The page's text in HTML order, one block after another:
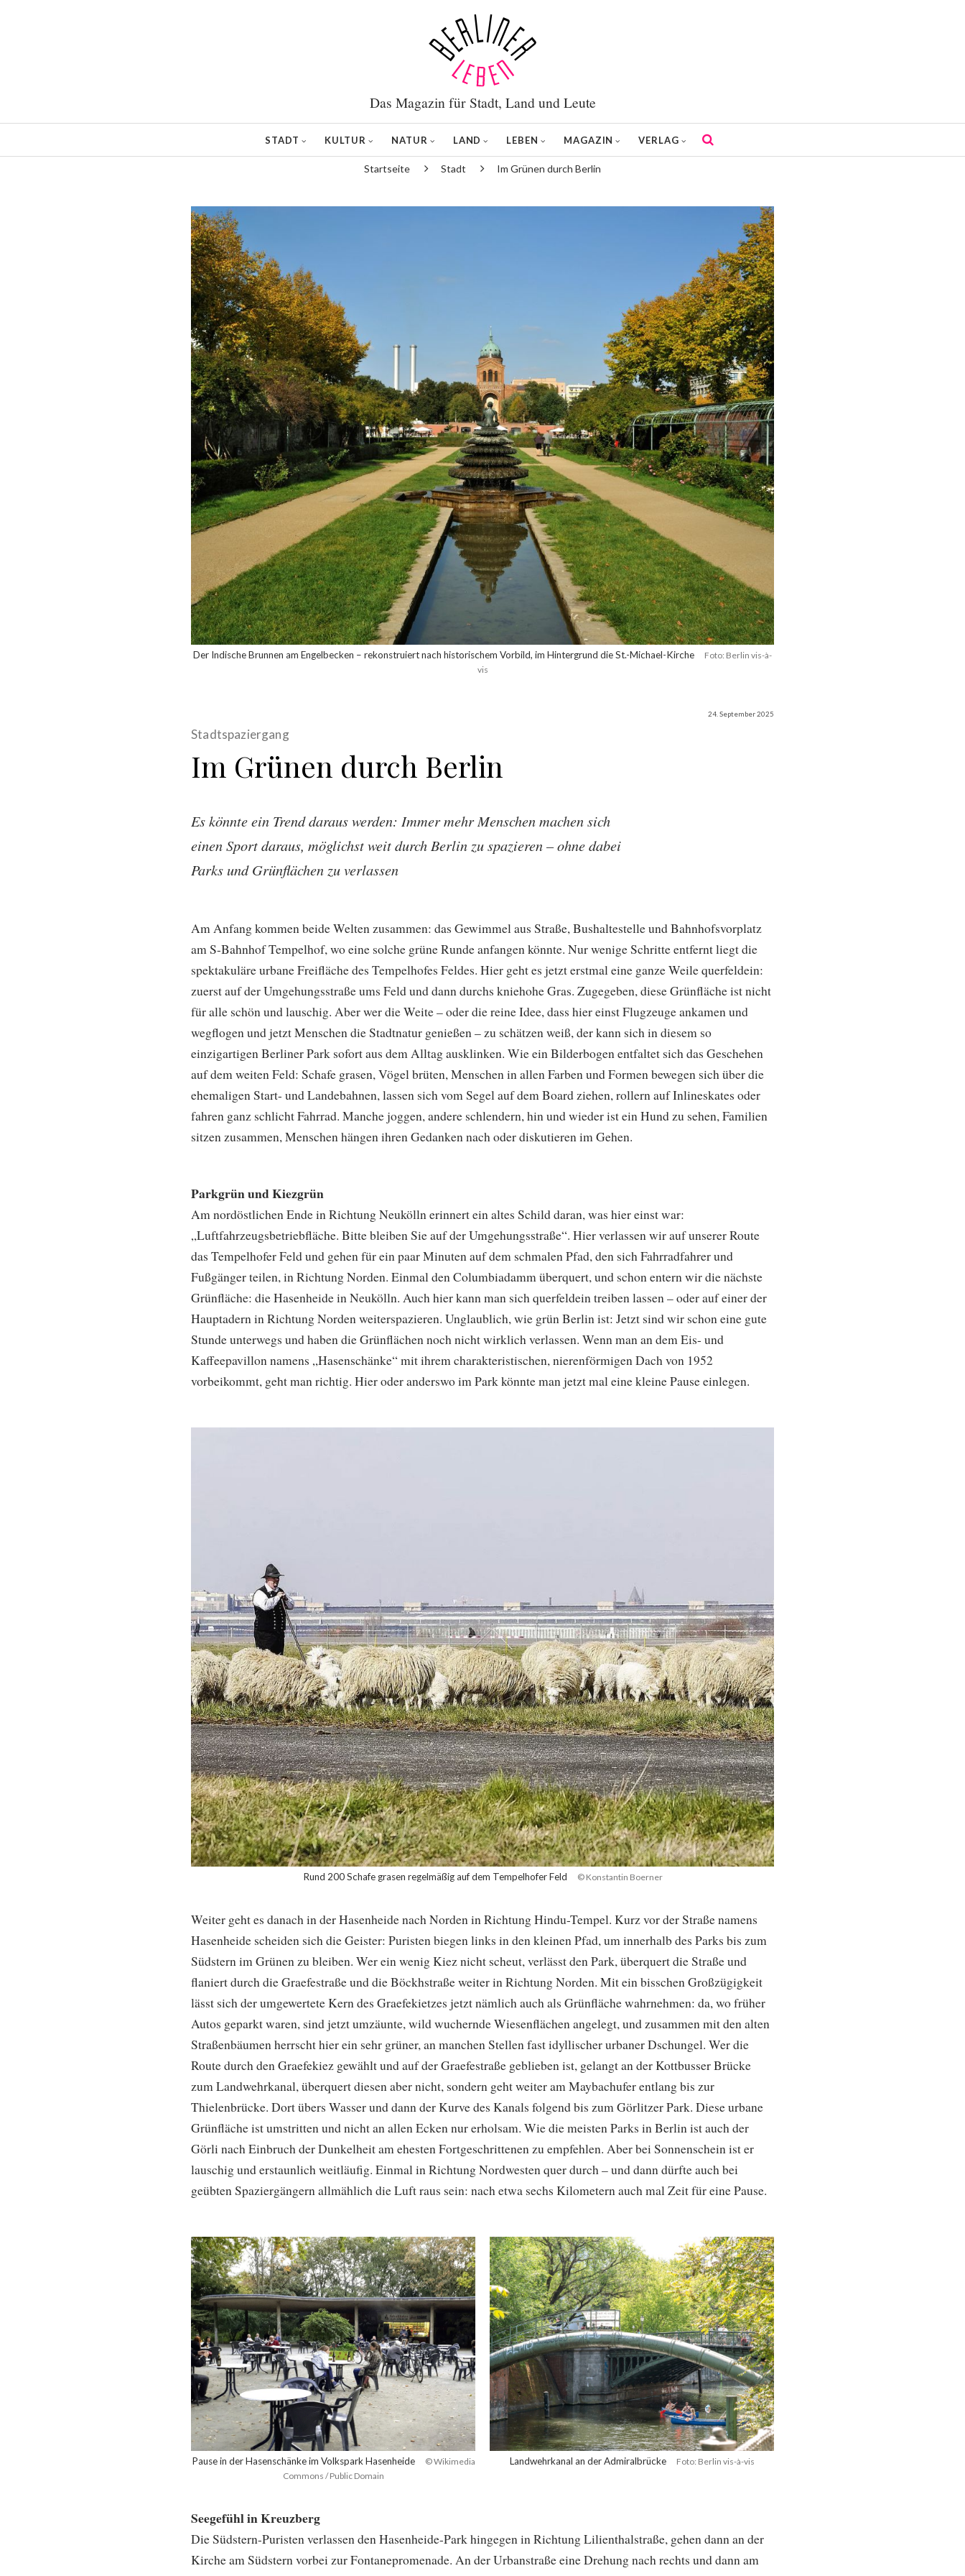
Das Magazin für Stadt, Land und Leute
STADT KULTUR NATUR LAND LEBEN MAGAZIN VERLAG
Startseite Stadt Im Grünen durch Berlin
Der Indische Brunnen am Engelbecken – rekonstruiert nach historischem Vorbild, im Hintergrund die St.-Michael-Kirche
Foto: Berlin vis-à-
vis
24. September 2025
Stadtspaziergang
Im Grünen durch Berlin
Es könnte ein Trend daraus werden: Immer mehr Menschen machen sich
einen Sport daraus, möglichst weit durch Berlin zu spazieren – ohne dabei
Parks und Grünflächen zu verlassen
Am Anfang kommen beide Welten zusammen: das Gewimmel aus Straße, Bushaltestelle und Bahnhofsvorplatz
am S-Bahnhof Tempelhof, wo eine solche grüne Runde anfangen könnte. Nur wenige Schritte entfernt liegt die
spektakuläre urbane Freifläche des Tempelhofes Feldes. Hier geht es jetzt erstmal eine ganze Weile querfeldein:
zuerst auf der Umgehungsstraße ums Feld und dann durchs kniehohe Gras. Zugegeben, diese Grünfläche ist nicht
für alle schön und lauschig. Aber wer die Weite – oder die reine Idee, dass hier einst Flugzeuge ankamen und
wegflogen und jetzt Menschen die Stadtnatur genießen – zu schätzen weiß, der kann sich in diesem so
einzigartigen Berliner Park sofort aus dem Alltag ausklinken. Wie ein Bilderbogen entfaltet sich das Geschehen
auf dem weiten Feld: Schafe grasen, Vögel brüten, Menschen in allen Farben und Formen bewegen sich über die
ehemaligen Start- und Landebahnen, lassen sich vom Segel auf dem Board ziehen, rollern auf Inlineskates oder
fahren ganz schlicht Fahrrad. Manche joggen, andere schlendern, hin und wieder ist ein Hund zu sehen, Familien
sitzen zusammen, Menschen hängen ihren Gedanken nach oder diskutieren im Gehen.
Parkgrün und Kiezgrün
Am nordöstlichen Ende in Richtung Neukölln erinnert ein altes Schild daran, was hier einst war:
„Luftfahrzeugsbetriebfläche. Bitte bleiben Sie auf der Umgehungsstraße“. Hier verlassen wir auf unserer Route
das Tempelhofer Feld und gehen für ein paar Minuten auf dem schmalen Pfad, den sich Fahrradfahrer und
Fußgänger teilen, in Richtung Norden. Einmal den Columbiadamm überquert, und schon entern wir die nächste
Grünfläche: die Hasenheide in Neukölln. Auch hier kann man sich querfeldein treiben lassen – oder auf einer der
Hauptadern in Richtung Norden weiterspazieren. Unglaublich, wie grün Berlin ist: Jetzt sind wir schon eine gute
Stunde unterwegs und haben die Grünflächen noch nicht wirklich verlassen. Wenn man an dem Eis- und
Kaffeepavillon namens „Hasenschänke“ mit ihrem charakteristischen, nierenförmigen Dach von 1952
vorbeikommt, geht man richtig. Hier oder anderswo im Park könnte man jetzt mal eine kleine Pause einlegen.
Rund 200 Schafe grasen regelmäßig auf dem Tempelhofer Feld © Konstantin Boerner
Weiter geht es danach in der Hasenheide nach Norden in Richtung Hindu-Tempel. Kurz vor der Straße namens
Hasenheide scheiden sich die Geister: Puristen biegen links in den kleinen Pfad, um innerhalb des Parks bis zum
Südstern im Grünen zu bleiben. Wer ein wenig Kiez nicht scheut, verlässt den Park, überquert die Straße und
flaniert durch die Graefestraße und die Böckhstraße weiter in Richtung Norden. Mit ein bisschen Großzügigkeit
lässt sich der umgewertete Kern des Graefekietzes jetzt nämlich auch als Grünfläche wahrnehmen: da, wo früher
Autos geparkt waren, sind jetzt umzäunte, wild wuchernde Wiesenflächen angelegt, und zusammen mit den alten
Straßenbäumen herrscht hier ein sehr grüner, an manchen Stellen fast idyllischer urbaner Dschungel. Wer die
Route durch den Graefekiez gewählt und auf der Graefestraße geblieben ist, gelangt an der Kottbusser Brücke
zum Landwehrkanal, überquert diesen aber nicht, sondern geht weiter am Maybachufer entlang bis zur
Thielenbrücke. Dort übers Wasser und dann der Kurve des Kanals folgend bis zum Görlitzer Park. Diese urbane
Grünfläche ist umstritten und nicht an allen Ecken nur erholsam. Wie die meisten Parks in Berlin ist auch der
Görli nach Einbruch der Dunkelheit am ehesten Fortgeschrittenen zu empfehlen. Aber bei Sonnenschein ist er
lauschig und erstaunlich weitläufig. Einmal in Richtung Nordwesten quer durch – und dann dürfte auch bei
geübten Spaziergängern allmählich die Luft raus sein: nach etwa sechs Kilometern auch mal Zeit für eine Pause.
Pause in der Hasenschänke im Volkspark Hasenheide
© Wikimedia
Commons / Public Domain
Landwehrkanal an der Admiralbrücke Foto: Berlin vis-à-vis
Seegefühl in Kreuzberg
Die Südstern-Puristen verlassen den Hasenheide-Park hingegen in Richtung Lilienthalstraße, gehen dann an der
Kirche am Südstern vorbei zur Fontanepromenade. An der Urbanstraße eine Drehung nach rechts und dann am